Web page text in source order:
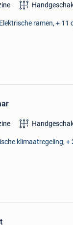
ramen, + 11
klimaatregeling, +